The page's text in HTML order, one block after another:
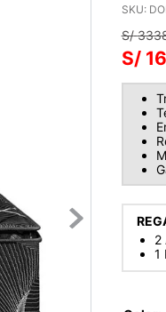
SKU:
S/
S/
2
1